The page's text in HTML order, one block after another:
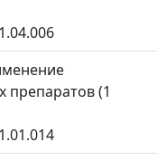
препаратов (1